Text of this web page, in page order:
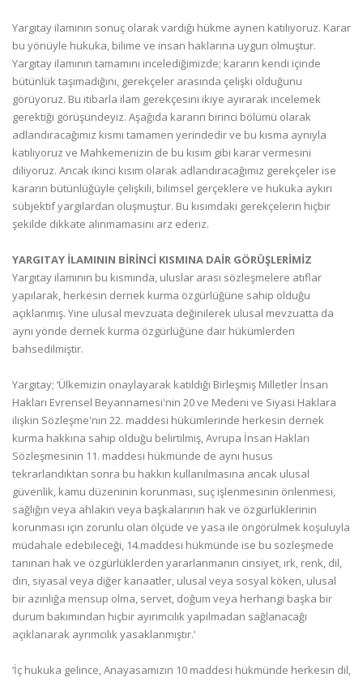
Yargıtay ilamının sonuç olarak vardığı hükme aynen katılıyoruz. Karar
bu yönüyle hukuka, bilime ve insan haklarına uygun olmuştur.
Yargıtay ilamının tamamını incelediğimizde; kararın kendi içinde
bütünlük taşımadığını, gerekçeler arasında çelişki olduğunu
görüyoruz. Bu itibarla ilam gerekçesini ikiye ayırarak incelemek
gerektiği görüşündeyiz. Aşağıda kararın birinci bölümü olarak
adlandıracağımız kısmı tamamen yerindedir ve bu kısma aynıyla
katılıyoruz ve Mahkemenizin de bu kısım gibi karar vermesini
diliyoruz. Ancak ikinci kısım olarak adlandıracağımız gerekçeler ise
kararın bütünlüğüyle çelişkili, bilimsel gerçeklere ve hukuka aykırı
sübjektif yargılardan oluşmuştur. Bu kısımdaki gerekçelerin hiçbir
şekilde dikkate alınmamasını arz ederiz.
YARGITAY İLAMININ BİRİNCİ KISMINA DAİR GÖRÜŞLERİMİZ
Yargıtay ilamının bu kısmında, uluslar arası sözleşmelere atıflar
yapılarak, herkesin dernek kurma özgürlüğüne sahip olduğu
açıklanmış. Yine ulusal mevzuata değinilerek ulusal mevzuatta da
aynı yönde dernek kurma özgürlüğüne dair hükümlerden
bahsedilmiştir.
Yargıtay; ‘Ülkemizin onaylayarak katıldığı Birleşmiş Milletler İnsan
Hakları Evrensel Beyannamesi'nin 20 ve Medeni ve Siyasi Haklara
ilişkin Sözleşme'nin 22. maddesi hükümlerinde herkesin dernek
kurma hakkına sahip olduğu belirtilmiş, Avrupa İnsan Hakları
Sözleşmesinin 11. maddesi hükmünde de aynı husus
tekrarlandıktan sonra bu hakkın kullanılmasına ancak ulusal
güvenlik, kamu düzeninin korunması, suç işlenmesinin önlenmesi,
sağlığın veya ahlakın veya başkalarının hak ve özgürlüklerinin
korunması için zorunlu olan ölçüde ve yasa ile öngörülmek koşuluyla
müdahale edebileceği, 14.maddesi hükmünde ise bu sözleşmede
tanınan hak ve özgürlüklerden yararlanmanın cinsiyet, ırk, renk, dil,
din, siyasal veya diğer kanaatler, ulusal veya sosyal köken, ulusal
bir azınlığa mensup olma, servet, doğum veya herhangi başka bir
durum bakımından hiçbir ayırımcılık yapılmadan sağlanacağı
açıklanarak ayrımcılık yasaklanmıştır.’
‘İç hukuka gelince, Anayasamızın 10 maddesi hükmünde herkesin dil,